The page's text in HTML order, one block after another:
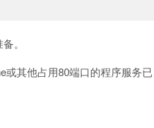
。
其他占用80端口的程序服务已